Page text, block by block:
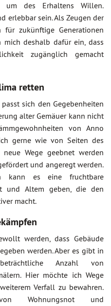
des Erhaltens Willen.
erlebbar sein. Als Zeugen der
zukünftige Generationen
deshalb dafür ein, dass
zugänglich gemacht
retten
sich den Gegebenheiten
alter Gemäuer kann nicht
von Anno
gerne wie von Seiten des
neue Wege geebnet werden
und angeregt werden.
kann es eine fruchtbare
und Altem geben, die den
macht.
werden, dass Gebäude
werden. Aber es gibt in
Anzahl von
Hier möchte ich Wege
Verfall zu bewahren.
Wohnungsnot und